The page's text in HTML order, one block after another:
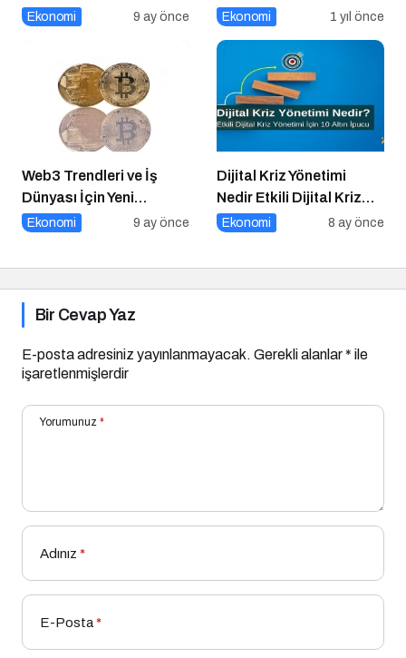
Ekonomi 9 ay önce
Gaziantepli yerli üretici,
fuarında boy
gösterecek
Ekonomi 1 yıl önce
Web3 Trendleri ve İş
Dünyası İçin Yeni
Fırsatlar
Ekonomi 9 ay önce
Dijital Kriz Yönetimi
Nedir Etkili Dijital Kriz
Yönetimi için 10 Altın
Ekonomi 8 ay önce
Bir Cevap Yaz
E-posta adresiniz yayınlanmayacak. Gerekli alanlar* ile
işaretlenmişlerdir
Yorumunuz *
Adınız *
E-Posta*